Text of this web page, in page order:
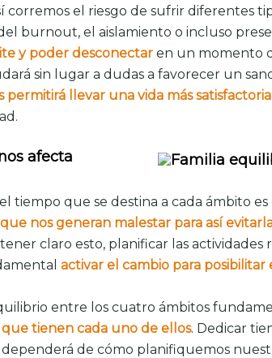
corremos el riesgo de sufrir diferentes
burnout, el aislamiento o incluso
y poder desconectar en un momento
sin lugar a dudas a favorecer un
llevar una vida más satisfactoria
afecta
tiempo que se destina a cada ámbito es
nos generan malestar para así
claro esto, planificar las actividades
activar el cambio para posibilitar
entre los cuatro ámbitos
tienen cada uno de ellos. Dedicar
de cómo planifiquemos